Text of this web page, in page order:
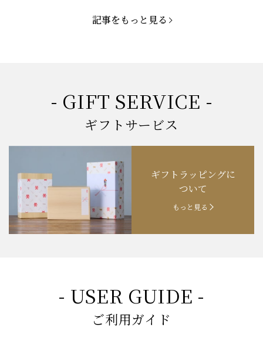
2024.11.1 「お歳暮特集」開催中！
お知らせ 2024.10.18 【創業祭】１０１年目に突入！
お知らせ 202４.09.18 【秋の味覚祭】食欲の秋！
記事をもっと見る
- GIFT SERVICE -
ギフトサービス
ギフトラッピングに
ついて
もっと見る
- USER GUIDE -
ご利用ガイド